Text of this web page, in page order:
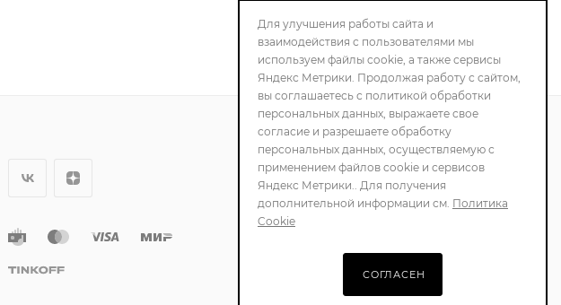
ПОЛИТИКА
КОНФИДЕНЦИАЛЬНОСТИ
Для улучшения работы сайта и
взаимодействия с пользователями мы
используем файлы cookie, а также сервисы
Яндекс Метрики. Продолжая работу с сайтом,
вы соглашаетесь с политикой обработки
персональных данных, выражаете свое
согласие и разрешаете обработку
персональных данных, осуществляемую с
применением файлов cookie и сервисов
Яндекс Метрики.. Для получения
дополнительной информации см. Политика
Cookie
СОГЛАСЕН